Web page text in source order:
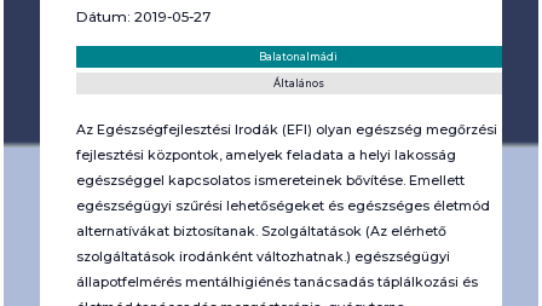
Dátum: 2019-05-27
Balatonalmádi
Általános
Az Egészségfejlesztési Irodák (EFI) olyan egészség megőrzési és
fejlesztési központok, amelyek feladata a helyi lakosság
egészséggel kapcsolatos ismereteinek bővítése. Emellett
egészségügyi szűrési lehetőségeket és egészséges életmód
alternatívákat biztosítanak. Szolgáltatások (Az elérhető
szolgáltatások irodánként változhatnak.) egészségügyi
állapotfelmérés mentálhigiénés tanácsadás táplálkozási és